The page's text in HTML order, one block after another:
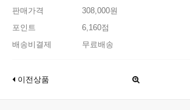
판매가격
308,000원
포인트
6,160점
배송비결제
무료배송
이전상품